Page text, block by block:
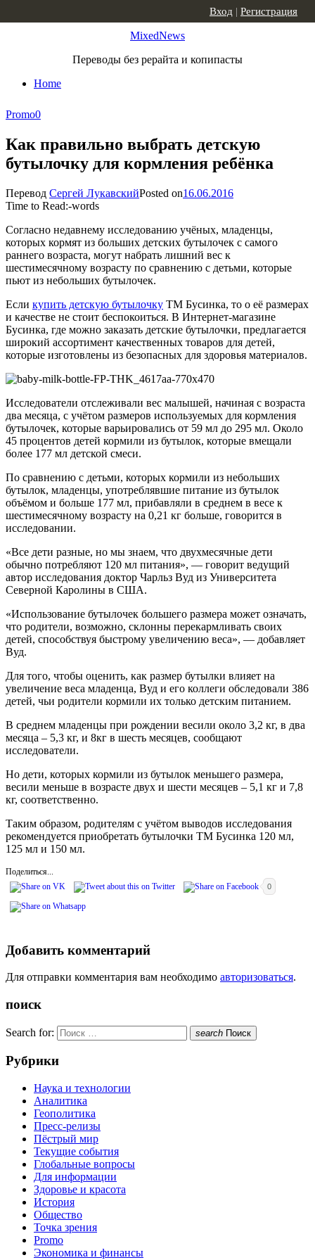
MixedNews
Переводы без рерайта и копипасты
Home
Вход | Регистрация
Promo0
Как правильно выбрать детскую
бутылочку для кормления ребёнка
Перевод Сергей ЛукавскийPosted on16.06.2016
Time to Read:-words
Согласно недавнему исследованию учёных, младенцы,
которых кормят из больших детских бутылочек с самого
раннего возраста, могут набрать лишний вес к
шестимесячному возрасту по сравнению с детьми, которые
пьют из небольших бутылочек.
Если купить детскую бутылочку ТМ Бусинка, то о её размерах
и качестве не стоит беспокоиться. В Интернет-магазине
Бусинка, где можно заказать детские бутылочки, предлагается
широкий ассортимент качественных товаров для детей,
которые изготовлены из безопасных для здоровья материалов.
Исследователи отслеживали вес малышей, начиная с возраста
два месяца, с учётом размеров используемых для кормления
бутылочек, которые варьировались от 59 мл до 295 мл. Около
45 процентов детей кормили из бутылок, которые вмещали
более 177 мл детской смеси.
По сравнению с детьми, которых кормили из небольших
бутылок, младенцы, употреблявшие питание из бутылок
объёмом и больше 177 мл, прибавляли в среднем в весе к
шестимесячному возрасту на 0,21 кг больше, говорится в
исследовании.
«Все дети разные, но мы знаем, что двухмесячные дети
обычно потребляют 120 мл питания», — говорит ведущий
автор исследования доктор Чарльз Вуд из Университета
Северной Каролины в США.
«Использование бутылочек большего размера может означать,
что родители, возможно, склонны перекармливать своих
детей, способствуя быстрому увеличению веса», — добавляет
Вуд.
Для того, чтобы оценить, как размер бутылки влияет на
увеличение веса младенца, Вуд и его коллеги обследовали 386
детей, чьи родители кормили их только детским питанием.
В среднем младенцы при рождении весили около 3,2 кг, в два
месяца – 5,3 кг, и 8кг в шесть месяцев, сообщают
исследователи.
Но дети, которых кормили из бутылок меньшего размера,
весили меньше в возрасте двух и шести месяцев – 5,1 кг и 7,8
кг, соответственно.
Таким образом, родителям с учётом выводов исследования
рекомендуется приобретать бутылочки ТМ Бусинка 120 мл,
125 мл и 150 мл.
Поделиться...
0
Добавить комментарий
Для отправки комментария вам необходимо авторизоваться.
поиск
Search for: search Поиск
Рубрики
Наука и технологии
Аналитика
Геополитика
Пресс-релизы
Пёстрый мир
Текущие события
Глобальные вопросы
Для информации
Здоровье и красота
История
Общество
Точка зрения
Promo
Экономика и финансы